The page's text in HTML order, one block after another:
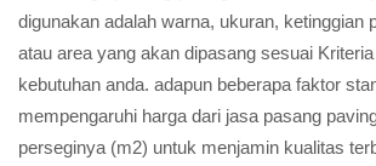
digunakan adalah warna, ukuran, ketinggian
atau area yang akan dipasang sesuai
kebutuhan anda. adapun beberapa faktor
mempengaruhi harga dari jasa pasang
perseginya (m2) untuk menjamin kualitas